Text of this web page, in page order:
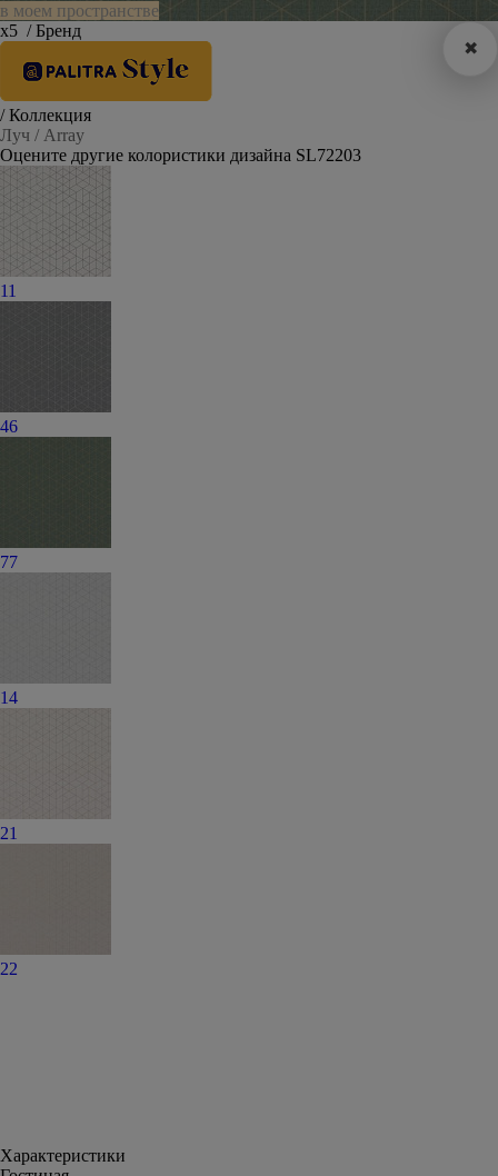
в моем пространстве
х5
✖
/ Бренд
/ Коллекция
Луч / Array
Оцените другие колористики дизайна SL72203
11
46
77
14
21
22
Характеристики